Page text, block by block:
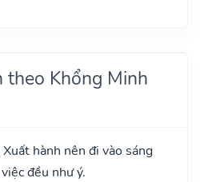
theo Khổng Minh
Xuất hành nên đi vào sáng
đều như ý.